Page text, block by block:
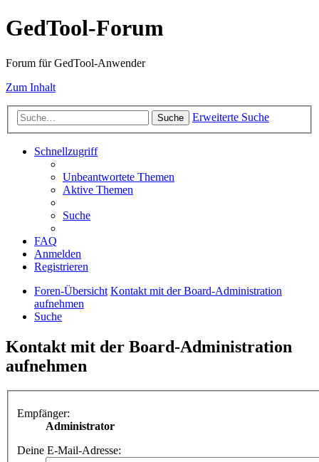
GedTool-Forum
Forum für GedTool-Anwender
Zum Inhalt
Suche Erweiterte Suche
Schnellzugriff
Unbeantwortete Themen
Aktive Themen
Suche
FAQ
Anmelden
Registrieren
Foren-Übersicht Kontakt mit der Board-Administration
aufnehmen
Suche
Kontakt mit der Board-Administration
aufnehmen
Empfänger:
Administrator
Deine E-Mail-Adresse: